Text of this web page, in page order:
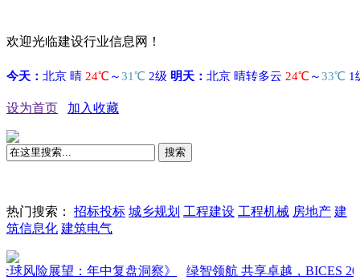
欢迎光临建设行业信息网！
设为首页 加入收藏
搜索
热门搜索： 招标投标 城乡规划 工程建设 工程机械 房地产 建
筑信息化 建筑电气
展望：年中复盘洞察》 绿智领航 共享卓越，BICES 2027新